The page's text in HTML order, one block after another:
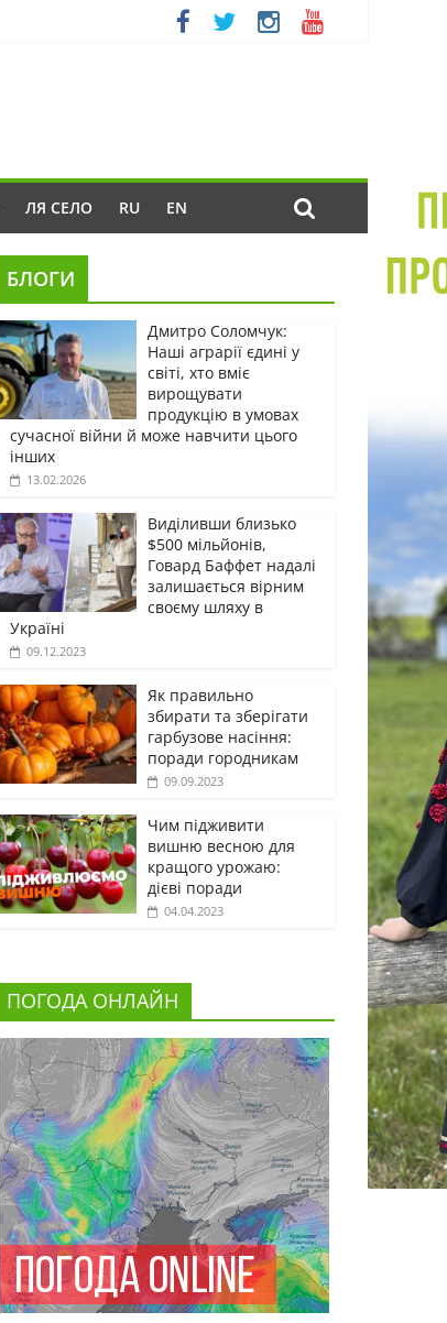
ЛЯ СЕЛО RU EN
БЛОГИ
Дмитро Соломчук:
Наші аграрії єдині у
світі, хто вміє
вирощувати
продукцію в умовах
сучасної війни й може навчити цього
інших
13.02.2026
Виділивши близько
$500 мільйонів,
Говард Баффет надалі
залишається вірним
своєму шляху в
Україні
09.12.2023
Як правильно
збирати та зберігати
гарбузове насіння:
поради городникам
09.09.2023
Чим підживити
вишню весною для
кращого урожаю:
дієві поради
04.04.2023
ПОГОДА ОНЛАЙН